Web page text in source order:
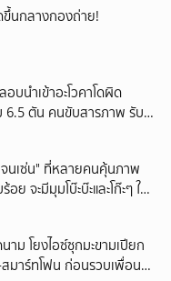
ขึ้นกลางกองถ่าย!
บนำเข้าอะโวคาโดผิด
ตัน คนขับสารภาพ รับ
าท
จนเซ่น" ที่หลายคนคุ้นภาพ
จะมีมุมโบ๊ะบ๊ะและโก๊ะๆ ให้
นี้ทำเอาแฟนๆ ทั้งเอ็นดูทั้ง
ม โยงไอซ์ซุกมะขามเปียก
มาร์ทโฟน ก่อนรวบเพื่อน